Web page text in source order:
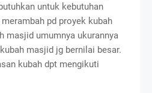
untuk kebutuhan
pd proyek kubah
masjid umumnya ukurannya
masjid jg bernilai besar.
kubah dpt mengikuti